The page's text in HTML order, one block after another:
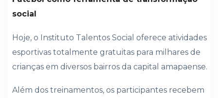
social
Hoje, o Instituto Talentos Social oferece atividades
esportivas totalmente gratuitas para milhares de
crianças em diversos bairros da capital amapaense.
Além dos treinamentos, os participantes recebem